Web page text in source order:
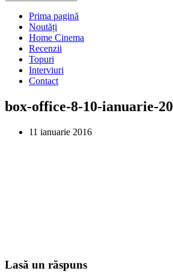
Prima pagină
Noutăți
Home Cinema
Recenzii
Topuri
Interviuri
Contact
box-office-8-10-ianuarie-
11 ianuarie 2016
Lasă un răspuns